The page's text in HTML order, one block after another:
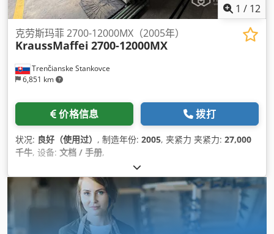
1 / 12
Trenčianske Stankovce
6,851 km
克劳斯玛菲 2700-12000MX（2005年）
KraussMaffei 2700-12000MX
价格信息 拨打
状况: 良好（使用过） , 制造年份: 2005, 夹紧力 夹紧力: 27,000
千牛, 设备: 文档 / 手册,